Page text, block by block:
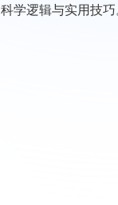
学逻辑与实用技巧